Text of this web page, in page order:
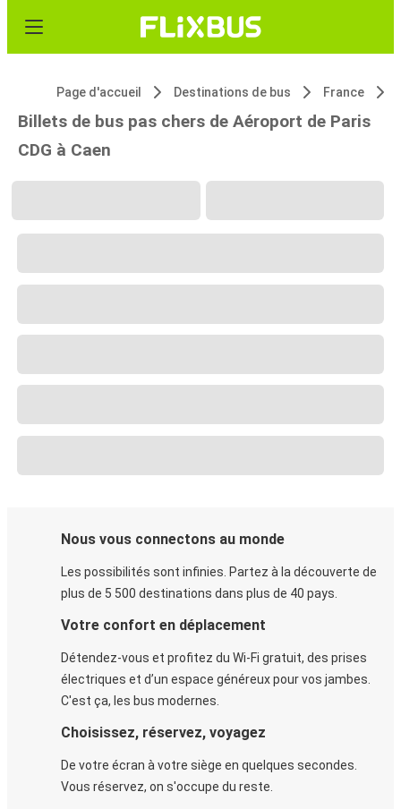
Page d'accueil Destinations de bus France
Billets de bus pas chers de Aéroport de Paris
CDG à Caen
Nous vous connectons au monde
Les possibilités sont infinies. Partez à la découverte de
plus de 5 500 destinations dans plus de 40 pays.
Votre confort en déplacement
Détendez-vous et profitez du Wi-Fi gratuit, des prises
électriques et d’un espace généreux pour vos jambes.
C'est ça, les bus modernes.
Choisissez, réservez, voyagez
De votre écran à votre siège en quelques secondes.
Vous réservez, on s'occupe du reste.